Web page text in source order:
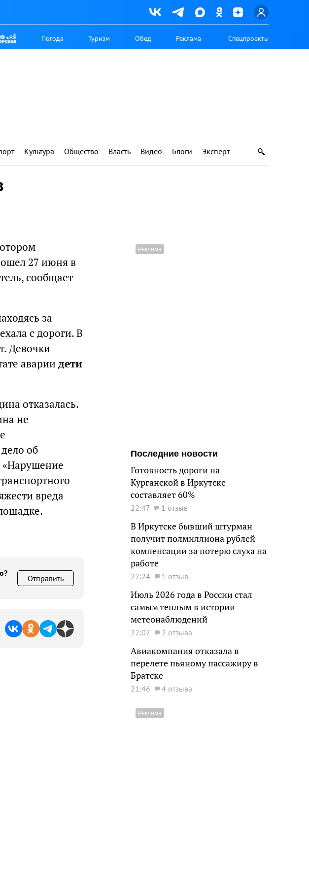
Погода Туризм Обед Реклама Спецпроекты
Культура Общество Власть Видео Блоги Эксперт
27 июня в
сообщает
за
с дороги. В
Девочки
аварии дети
отказалась.
не
об
вреда
Отправить
Последние новости
Готовность дороги на
Курганской в Иркутске
составляет 60%
22:47 1 отзыв
В Иркутске бывший штурман
получит полмиллиона рублей
компенсации за потерю слуха на
работе
22:24 1 отзыв
Июль 2026 года в России стал
самым теплым в истории
метеонаблюдений
22:02 2 отзыва
Авиакомпания отказала в
перелете пьяному пассажиру в
Братске
21:46 4 отзыва